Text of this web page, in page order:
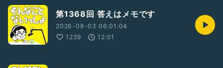
#テンション高め
第1368回 答えはメモです
2026-08-03 06:01:04
1239
12:01